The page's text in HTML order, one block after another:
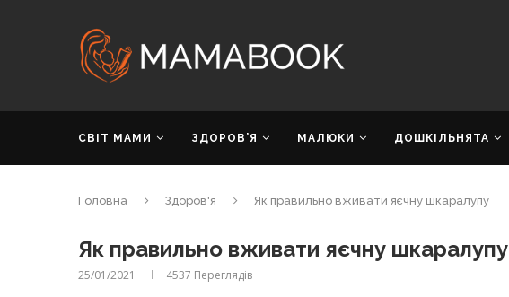
СВІТ МАМИ ЗДОРОВ’Я МАЛЮКИ ДОШКІЛЬНЯТА
Головна Здоров'я Як правильно вживати яєчну шкаралупу
Як правильно вживати яєчну шкаралупу
25/01/2021 4537 Переглядів